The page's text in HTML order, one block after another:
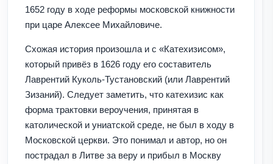
1652 году в ходе реформы московской книжности
при царе Алексее Михайловиче.
Схожая история произошла и с «Катехизисом»,
который привёз в 1626 году его составитель
Лаврентий Куколь-Тустановский (или Лаврентий
Зизаний). Следует заметить, что катехизис как
форма трактовки вероучения, принятая в
католической и униатской среде, не был в ходу в
Московской церкви. Это понимал и автор, но он
пострадал в Литве за веру и прибыл в Москву